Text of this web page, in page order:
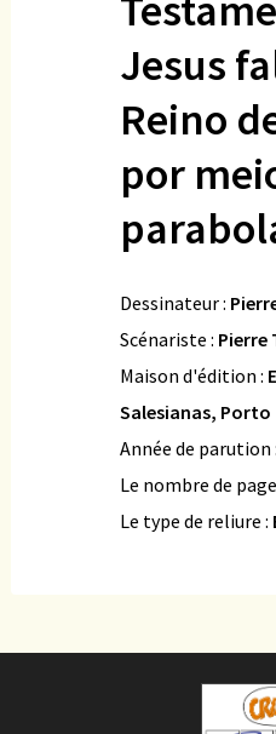
Jesus
Reino
por
Dessinateur :
Scénariste : Pierre
Maison d'édition :
Salesianas, Porto
Année de parution :
Le nombre de
Le type de reliure :